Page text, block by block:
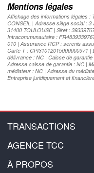
Mentions légales
Affichage des informations légales
CONSEIL | Adresse siège social :
31400 TOULOUSE | Siret :
Intracommunautaire :
010 | Assurance RCP : serenis
Carte T : CPI31012015000000971
délivrance : NC | Caisse de
Adresse caisse de garantie : NC |
médiateur : NC | Adresse du
Entreprise juridiquement et
TRANSACTIONS
AGENCE TCC
À PROPOS